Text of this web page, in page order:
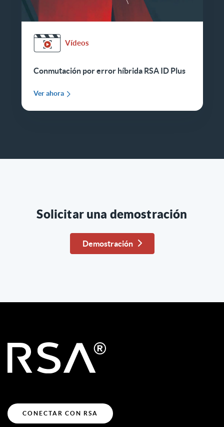
Vídeos
Conmutación por error híbrida RSA ID Plus
Ver ahora
Solicitar una demostración
Demostración
CONECTAR CON RSA